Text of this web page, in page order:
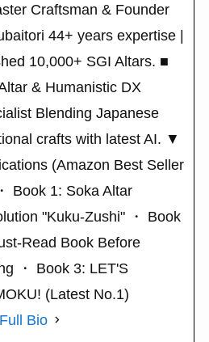
Craftsman & Founder
44+ years expertise |
10,000+ SGI Altars. ■
& Humanistic DX
Blending Japanese
crafts with latest AI. ▼
(Amazon Best Seller
Book 1: Soka Altar
"Kuku-Zushi" ・ Book
Read Book Before
・ Book 3: LET'S
(Latest No.1)
Bio